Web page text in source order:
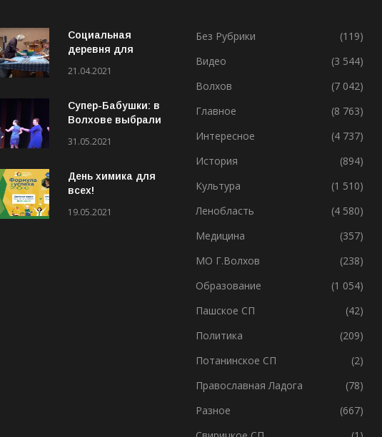
Социальная
деревня для
21.04.2021
Супер-Бабушки: в
Волхове выбрали
(ВИДЕО)
31.05.2021
День химика для
всех!
19.05.2021
Без Рубрики
(119)
Видео
(3 544)
Волхов
(7 042)
Главное
(8 763)
Интересное
(4 737)
История
(894)
Культура
(1 510)
Ленобласть
(4 580)
Медицина
(357)
МО Г.Волхов
(238)
Образование
(1 054)
Пашское СП
(42)
Политика
(209)
Потанинское СП
(2)
Православная Ладога
(78)
Разное
(667)